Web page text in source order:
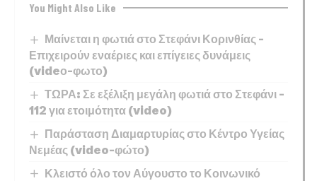
You Might Also Like
Μαίνεται η φωτιά στο Στεφάνι Κορινθίας –
Επιχειρούν εναέριες και επίγειες δυνάμεις
(videο-φωτο)
ΤΩΡΑ: Σε εξέλιξη μεγάλη φωτιά στο Στεφάνι –
112 για ετοιμότητα (video)
Παράσταση Διαμαρτυρίας στο Κέντρο Υγείας
Νεμέας (video-φώτο)
Κλειστό όλο τον Αύγουστο το Κοινωνικό